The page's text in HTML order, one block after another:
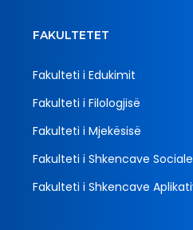
FAKULTETET
Fakulteti i Edukimit
Fakulteti i Filologjisë
Fakulteti i Mjekësisë
Fakulteti i Shkencave Sociale
Fakulteti i Shkencave